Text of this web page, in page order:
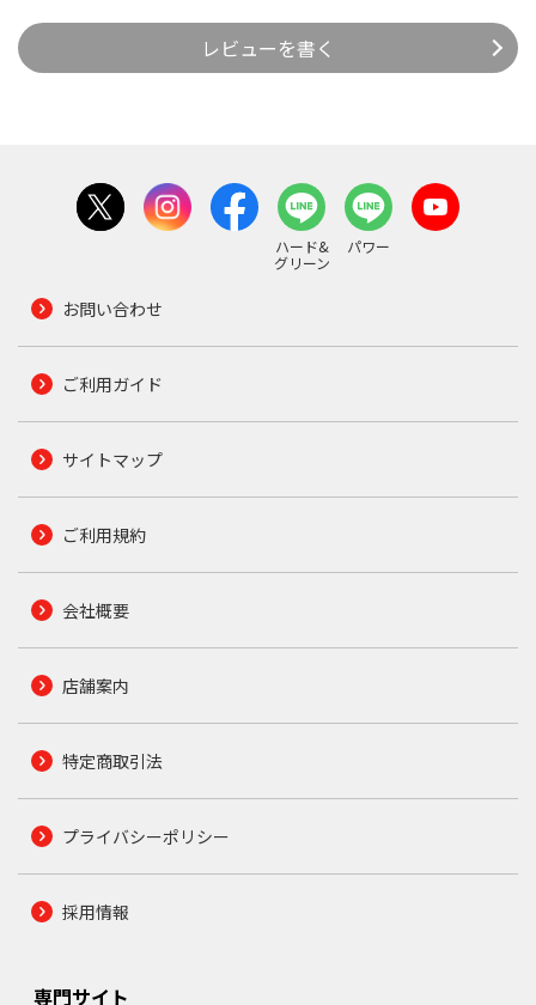
レビューを書く
ハード&
グリーン
パワー
お問い合わせ
ご利用ガイド
サイトマップ
ご利用規約
会社概要
店舗案内
特定商取引法
プライバシーポリシー
採用情報
専門サイト